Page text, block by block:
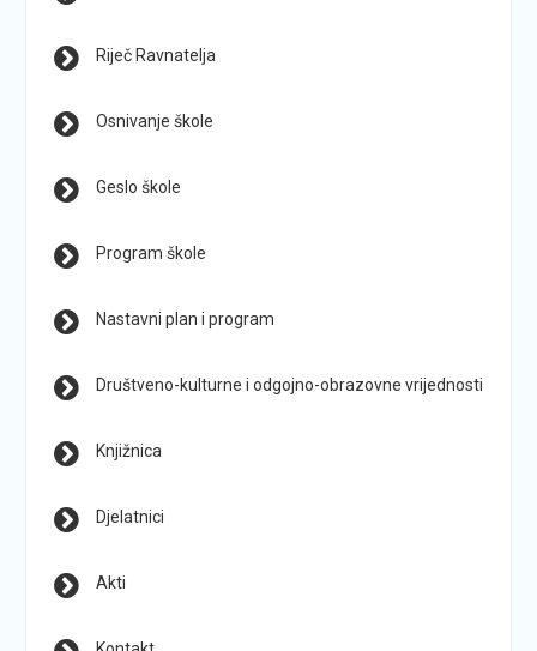
Riječ Ravnatelja
Osnivanje škole
Geslo škole
Program škole
Nastavni plan i program
Društveno-kulturne i odgojno-obrazovne vrijednosti
Knjižnica
Djelatnici
Akti